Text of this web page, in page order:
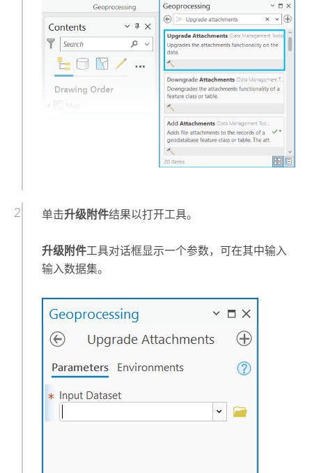
单击升级附件结果以打开工具。
升级附件工具对话框显示一个参数，可在其中输入
输入数据集。